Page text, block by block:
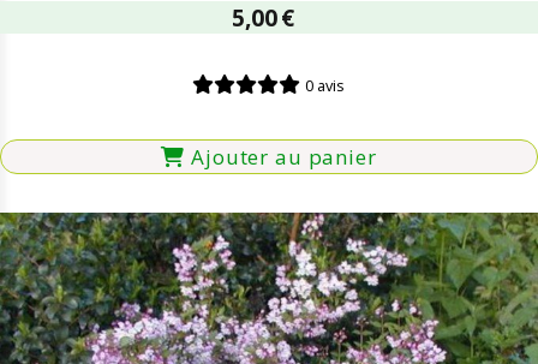
5,00€
0 avis
Ajouter au panier